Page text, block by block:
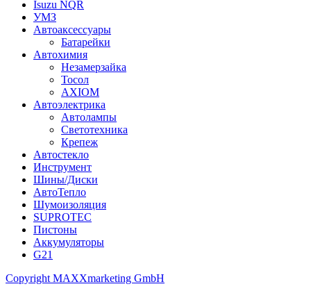
Isuzu NQR
УМЗ
Автоаксессуары
Батарейки
Автохимия
Незамерзайка
Тосол
AXIOM
Автоэлектрика
Автолампы
Светотехника
Крепеж
Автостекло
Инструмент
Шины/Диски
АвтоТепло
Шумоизоляция
SUPROTEC
Пистоны
Аккумуляторы
G21
Copyright MAXXmarketing GmbH